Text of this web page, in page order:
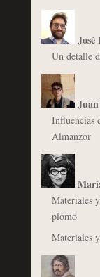
Un detalle
Influencias
Almanzor
Materiales
plomo
Materiales